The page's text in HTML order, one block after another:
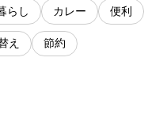
らし カレー 便利
え 節約